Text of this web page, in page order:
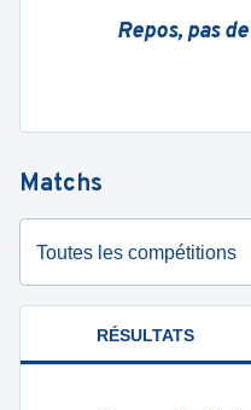
Repos, pas
Matchs
Toutes les compétitions
RÉSULTATS